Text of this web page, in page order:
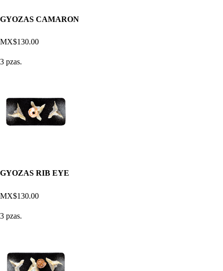
GYOZAS CAMARON
MX$130.00
3 pzas.
GYOZAS RIB EYE
MX$130.00
3 pzas.